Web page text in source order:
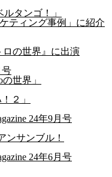
タンゴ！」
ティング事例」に紹介
の世界』に出演
号
世界」
２」
24年9月号
ンサンブル！
24年6月号